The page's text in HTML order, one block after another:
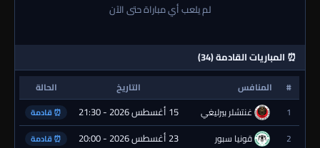
لم يلعب أي مباراة حتى الآن
⏰ المباريات القادمة (34)
# المنافس التاريخ
الحالة
1
غنتشلر بيرليغي 15 أغسطس 2026 - 21:30 ⏰ قادمة
2 قونيا سبور 23 أغسطس 2026 - 20:00 ⏰ قادمة